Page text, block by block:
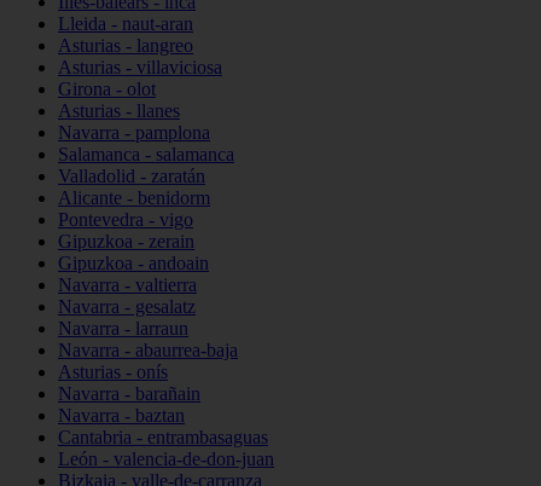
Lleida - naut-aran
Asturias - langreo
Asturias - villaviciosa
Girona - olot
Asturias - llanes
Navarra - pamplona
Salamanca - salamanca
Valladolid - zaratán
Alicante - benidorm
Pontevedra - vigo
Gipuzkoa - zerain
Gipuzkoa - andoain
Navarra - valtierra
Navarra - gesalatz
Navarra - larraun
Navarra - abaurrea-baja
Asturias - onís
Navarra - barañain
Navarra - baztan
Cantabria - entrambasaguas
León - valencia-de-don-juan
Bizkaia - valle-de-carranza